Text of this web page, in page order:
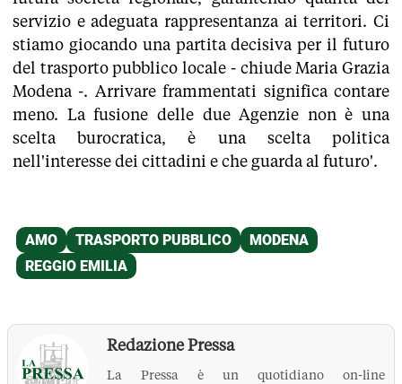
servizio e adeguata rappresentanza ai territori. Ci
stiamo giocando una partita decisiva per il futuro
del trasporto pubblico locale - chiude Maria Grazia
Modena -. Arrivare frammentati significa contare
meno. La fusione delle due Agenzie non è una
scelta burocratica, è una scelta politica
nell'interesse dei cittadini e che guarda al futuro'.
Redazione Pressa
La Pressa è un quotidiano on-line